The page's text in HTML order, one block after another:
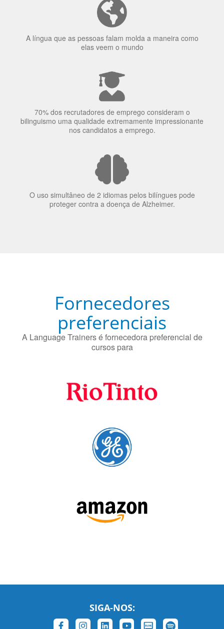
A língua que as pessoas falam molda a maneira como
elas veem o mundo
70% dos recrutadores de emprego consideram o
bilinguismo uma qualidade extremamente impressionante
nos candidatos a emprego.
O uso simultâneo de 2 idiomas pelos bilíngues pode
proteger contra a doença de Alzheimer.
Fornecedores
preferenciais
A Language Trainers é fornecedora preferencial de
cursos para